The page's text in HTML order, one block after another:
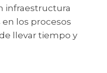
infraestructura
los procesos
llevar tiempo y